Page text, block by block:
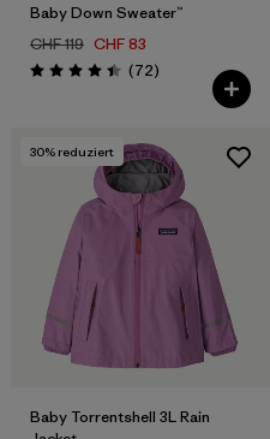
Baby Down Sweater™
CHF 119 CHF 83
Bewertung: 4.5 / 5
(72Rezensionen
)
30% reduziert
Baby Torrentshell 3L Rain